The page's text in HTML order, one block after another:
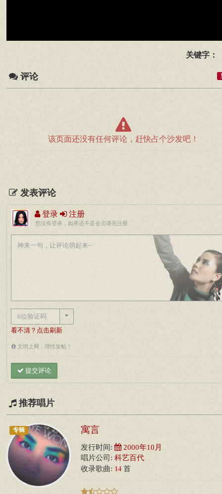
关键字：
评论
该页面还没有任何评论，赶快占个沙发吧！
发表评论
登录 注册
您没有登录，如果还不是会员请先注册
*
看不清？点击刷新
文明上网，理性发帖！
提交评论
推荐唱片
专辑 寓言
发行时间: 2000年10月
唱片公司: 科艺百代
收录歌曲: 14 首